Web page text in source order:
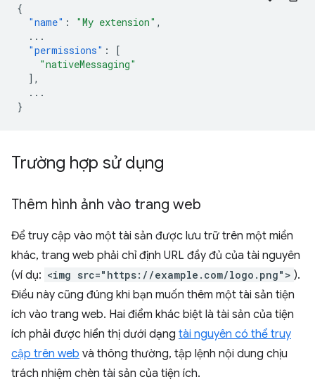
{
"name" : "My extension" ,
...
"permissions" :
[
"nativeMessaging"
],
...
}
Trường hợp sử dụng
Thêm hình ảnh vào trang web
Để truy cập vào một tài sản được lưu trữ trên một miền
khác, trang web phải chỉ định URL đầy đủ của tài nguyên
(ví dụ: <img src="https://example.com/logo.png"> ).
Điều này cũng đúng khi bạn muốn thêm một tài sản tiện
ích vào trang web. Hai điểm khác biệt là tài sản của tiện
ích phải được hiển thị dưới dạng tài nguyên có thể truy
cập trên web và thông thường, tập lệnh nội dung chịu
trách nhiệm chèn tài sản của tiện ích.